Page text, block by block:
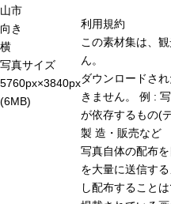
山市
向き
横
写真サイズ
5760px×3840px
(6MB)
利用規約
この素材集は、
ん。
ダウンロードさ
きません。 例 :
が依存するもの(
製 造・販売など
写真自体の配布
を大量に送信す
し配布することは